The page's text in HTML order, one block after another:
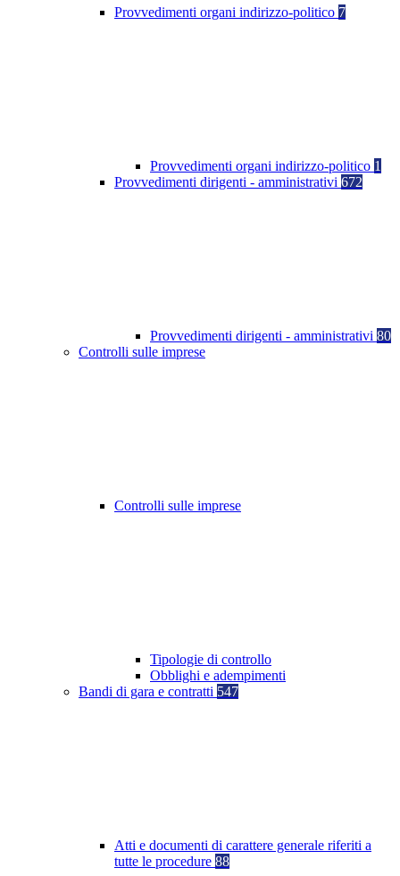
Provvedimenti organi indirizzo-politico 7
Provvedimenti organi indirizzo-politico 1
Provvedimenti dirigenti - amministrativi 672
Provvedimenti dirigenti - amministrativi 80
Controlli sulle imprese
Controlli sulle imprese
Tipologie di controllo
Obblighi e adempimenti
Bandi di gara e contratti 547
Atti e documenti di carattere generale riferiti a
tutte le procedure 88